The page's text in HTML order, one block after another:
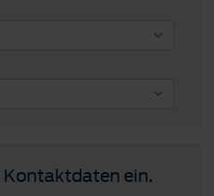
Kontaktdaten ein.